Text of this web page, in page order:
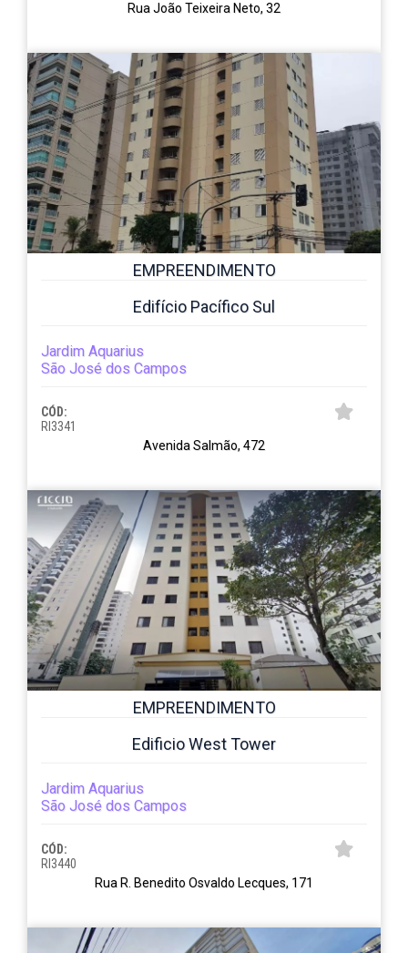
Rua João Teixeira Neto, 32
EMPREENDIMENTO
Edifício Pacífico Sul
Jardim Aquarius
São José dos Campos
CÓD:
RI3341
Avenida Salmão, 472
EMPREENDIMENTO
Edificio West Tower
Jardim Aquarius
São José dos Campos
CÓD:
RI3440
Rua R. Benedito Osvaldo Lecques, 171